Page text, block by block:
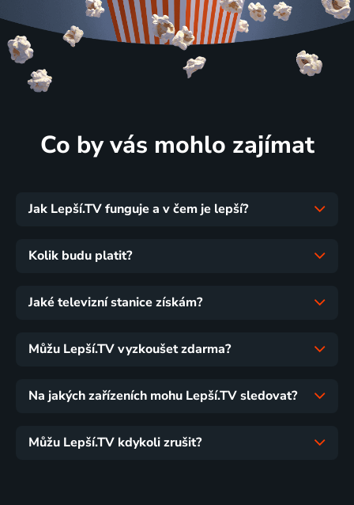
Co by vás mohlo zajímat
Jak Lepší.TV funguje a v čem je lepší?
Kolik budu platit?
Jaké televizní stanice získám?
Můžu Lepší.TV vyzkoušet zdarma?
Na jakých zařízeních mohu Lepší.TV sledovat?
Můžu Lepší.TV kdykoli zrušit?